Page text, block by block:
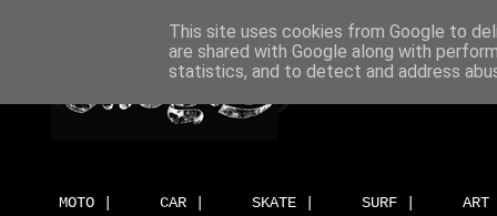
MOTO | CAR | SKATE | SURF |
This site uses cookies from Google to
are shared with Google along with
statistics, and to detect and address